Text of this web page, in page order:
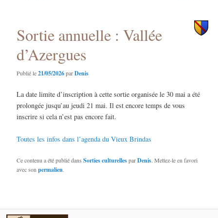
Sortie annuelle : Vallée
d’Azergues
Publié le21/05/2026parDenis
La date limite d’inscription à cette sortie organisée le 30 mai a été
prolongée jusqu’au jeudi 21 mai. Il est encore temps de vous
inscrire si cela n’est pas encore fait.
Toutes les infos dans l’agenda du Vieux Brindas
Ce contenu a été publié dansSorties culturellesparDenis. Mettez-le en favori
avec sonpermalien.